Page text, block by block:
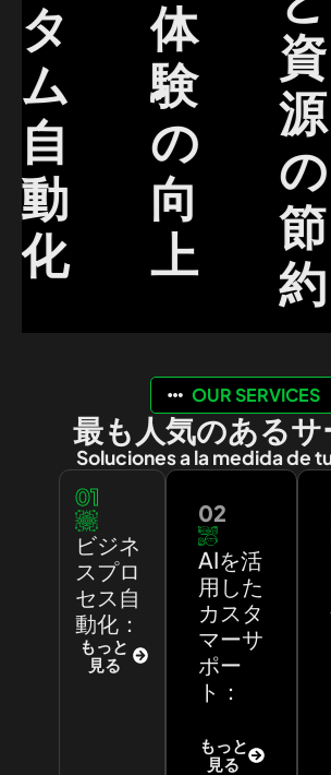
タ
ム
自
動
化
体
験
の
向
上
資
源
の
節
約
OUR SERVICES
最も人気のあるサ
Soluciones a la medida de
01
ビジネ
スプロ
セス自
動化：
もっと
見る
02
AIを活
用した
カスタ
マーサ
ポー
ト：
もっと
見る